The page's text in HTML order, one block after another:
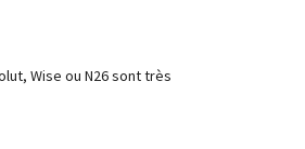
Wise ou N26 sont très